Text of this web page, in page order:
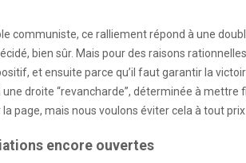
communiste, ce ralliement répond à une
bien sûr. Mais pour des raisons
et ensuite parce qu’il faut garantir la
droite “revancharde”, déterminée à mettre
la page, mais nous voulons éviter cela à tout
encore ouvertes